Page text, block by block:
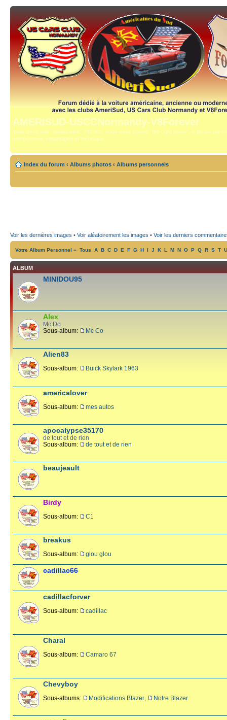
AMERISUD-USCCNormandy-V8Forever
Vous avez une "américaine" ? Bravo, vous avez trouvé "the right place", le forum qui
compétence, reportages et technique.
Index du forum ‹ Albums photos ‹ Albums personnels
Voir les dernières images • Voir aléatoirement les images • Voir les derniers
Votre Album Personnel « Tous A B C D E F G H I J K L M N O P Q R S T U
ALBUM
MINIDOU95
Alex
Mc Do
Sous-album:
Mc Co
Alien83
Sous-album: Buick Skylark 1963
americalover
Sous-album: mes autos
apocalypse35170
de tout et de rien
Sous-album:
de tout et de rien
beaujeault
Birdy
Sous-album: C1
breakus
Sous-album: glou glou
cadillac66
cadillacforver
Sous-album: cadillac
Charal
Sous-album: Camaro 67
Chevyboy
Sous-albums: Modifications Blazer Notre Blazer